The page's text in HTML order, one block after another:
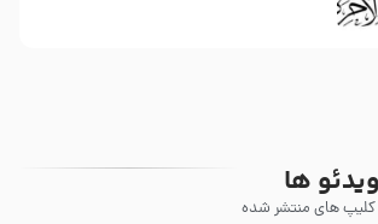
ها
کلیپ های منتشر شده